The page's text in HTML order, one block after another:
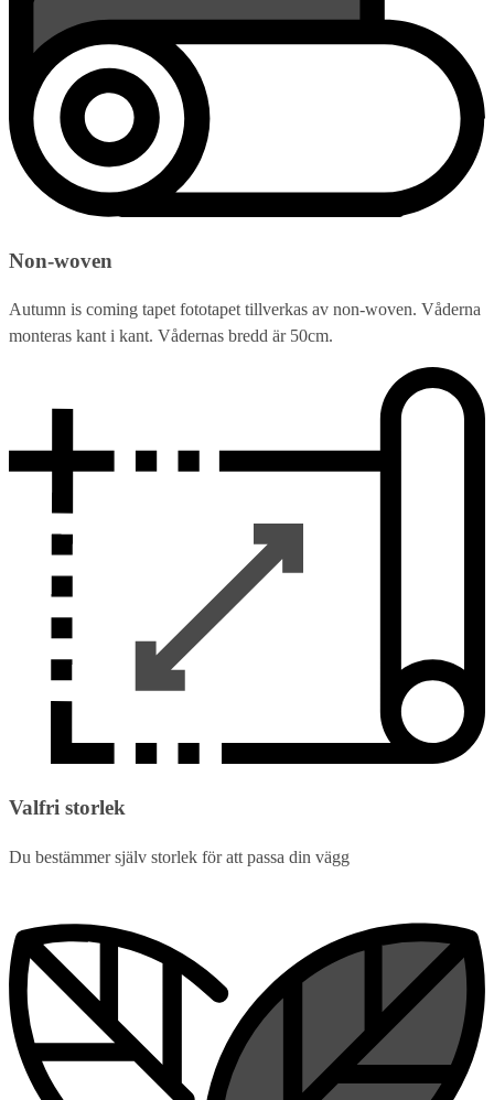
Non-woven
Autumn is coming tapet fototapet tillverkas av non-woven. Våderna
monteras kant i kant. Vådernas bredd är 50cm.
Valfri storlek
Du bestämmer själv storlek för att passa din vägg